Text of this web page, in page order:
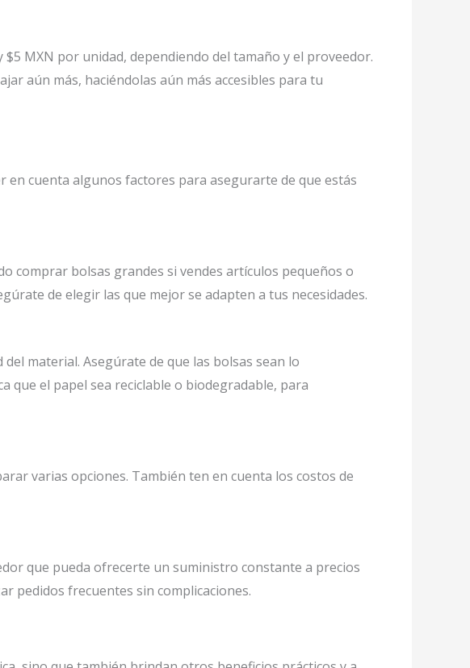
MXN por unidad, dependiendo del tamaño y el proveedor.
aún más, haciéndolas aún más accesibles para tu
cuenta algunos factores para asegurarte de que estás
comprar bolsas grandes si vendes artículos pequeños o
de elegir las que mejor se adapten a tus necesidades.
material. Asegúrate de que las bolsas sean lo
el papel sea reciclable o biodegradable, para
varias opciones. También ten en cuenta los costos de
que pueda ofrecerte un suministro constante a precios
pedidos frecuentes sin complicaciones.